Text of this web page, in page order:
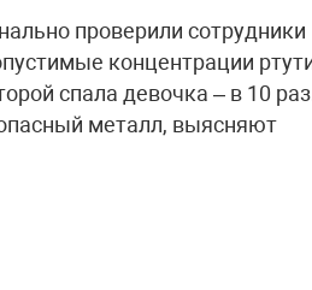
проверили сотрудники
концентрации
спала девочка – в 10
металл, выясняют